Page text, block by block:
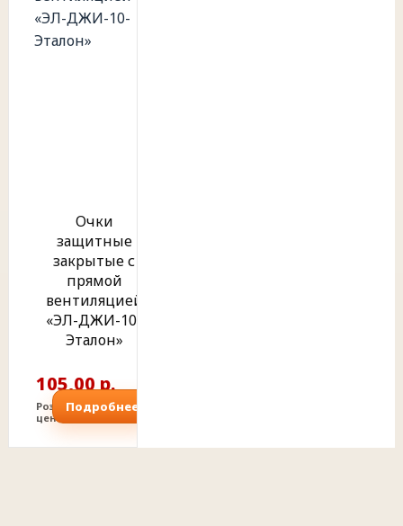
Очки
защитные
закрытые с
прямой
вентиляцией
«ЭЛ-ДЖИ-10-
Эталон»
105,00 р.
Розничная
цена
Подробнее